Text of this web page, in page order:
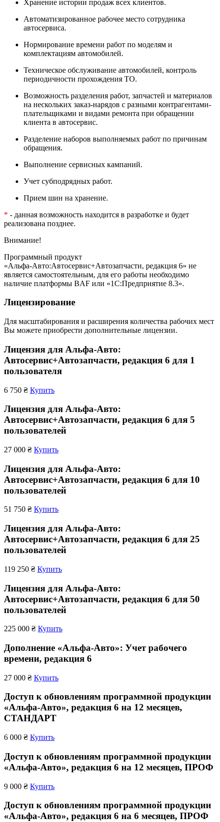
Хранение истории продаж всех клиентов.
Автоматизированное рабочее место сотрудника
автосервиса.
Нормирование времени работ по моделям и
комплектациям автомобилей.
Техническое обслуживание автомобилей, контроль
периодичности прохождения ТО.
Возможность разделения работ, запчастей и материалов
на нескольких заказ-нарядов с разными контрагентами-
плательщиками и видами ремонта при обращении
клиента в автосервис.
Разделение наборов выполняемых работ по причинам
обращения.
Выполнение сервисных кампаний.
Учет субподрядных работ.
Прием шин на хранение.
* - данная возможность находится в разработке и будет
реализована позднее.
Внимание!
Программный продукт
«Альфа‑Авто:Автосервис+Автозапчасти, редакция 6» не
является самостоятельным, для его работы необходимо
наличие платформы BAF или «1С:Предприятие 8.3».
Лицензирование
Для масштабирования и расширения количества рабочих мест
Вы можете приобрести дополнительные лицензии.
Лицензия для Альфа-Авто:
Автосервис+Автозапчасти, редакция 6 для 1
пользователя
6 750 ₴ Купить
Лицензия для Альфа-Авто:
Автосервис+Автозапчасти, редакция 6 для 5
пользователей
27 000 ₴ Купить
Лицензия для Альфа-Авто:
Автосервис+Автозапчасти, редакция 6 для 10
пользователей
51 750 ₴ Купить
Лицензия для Альфа-Авто:
Автосервис+Автозапчасти, редакция 6 для 25
пользователей
119 250 ₴ Купить
Лицензия для Альфа-Авто:
Автосервис+Автозапчасти, редакция 6 для 50
пользователей
225 000 ₴ Купить
Дополнение «Альфа-Авто»: Учет рабочего
времени, редакция 6
27 000 ₴ Купить
Доступ к обновлениям программной продукции
«Альфа-Авто», редакция 6 на 12 месяцев,
СТАНДАРТ
6 000 ₴ Купить
Доступ к обновлениям программной продукции
«Альфа-Авто», редакция 6 на 12 месяцев, ПРОФ
9 000 ₴ Купить
Доступ к обновлениям программной продукции
«Альфа-Авто», редакция 6 на 6 месяцев, ПРОФ